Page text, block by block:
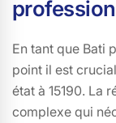
En tant que Bati
point il est
état à 15190. La
complexe qui